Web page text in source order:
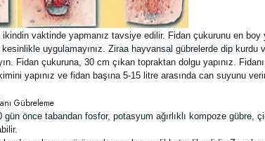
vaktinde yapmanız tavsiye edilir. Fidan çukurunu en
uygulamayınız. Ziraa hayvansal gübrelerde dip kurdu
Fidan çukuruna, 30 cm çıkan topraktan dolgu yapınız.
yapınız ve fidan başına 5-15 litre arasında can suyunu
önce tabandan fosfor, potasyum ağırlıklı kompoze gübre,